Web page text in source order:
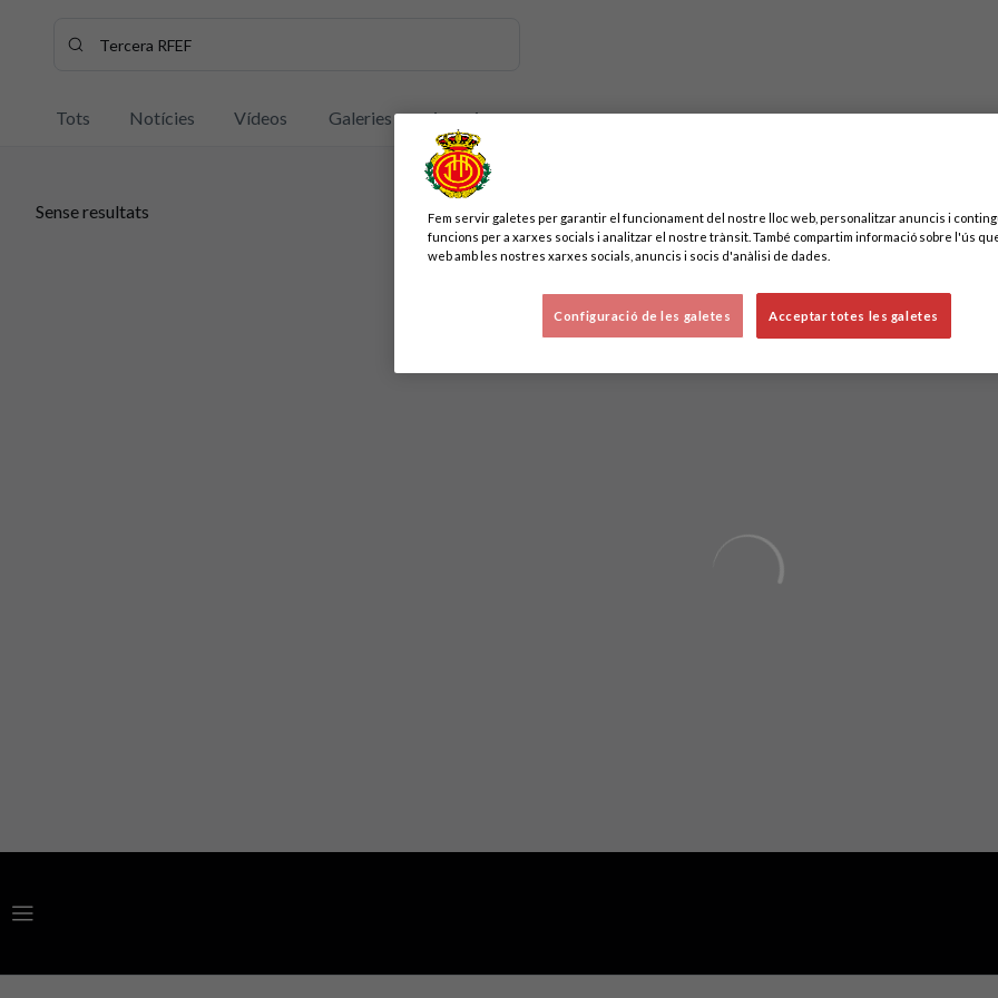
Introdueix la teva cerca, espera uns instants i et mostrarem contingut relacionat amb aquesta. Mínim tres caràcters.
Tots Notícies Vídeos Galeries Jugadors
Sense resultats
Fem servir galetes per garantir el funcionament del nostre lloc web, personalitzar anuncis i
funcions per a xarxes socials i analitzar el nostre trànsit. També compartim informació sobre l'ús
web amb les nostres xarxes socials, anuncis i socis d'anàlisi de dades.
Acceptar totes les galetes
Configuració de les galetes